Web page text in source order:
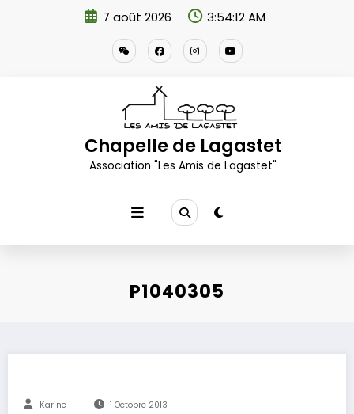
7 août 2026 3:54:13 AM
Chapelle de Lagastet
Association "Les Amis de Lagastet"
P1040305
Karine 1 Octobre 2013